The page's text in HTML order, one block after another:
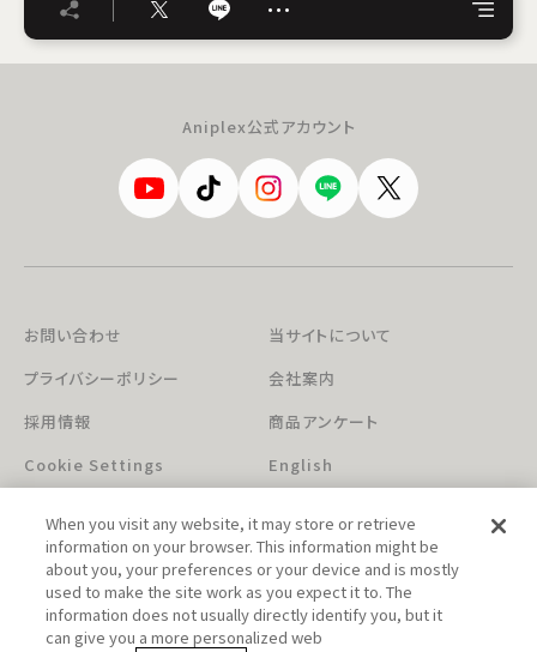
…
Aniplex公式アカウント
お問い合わせ
当サイトについて
プライバシーポリシー
会社案内
採用情報
商品アンケート
Cookie Settings
English
When you visit any website, it may store or retrieve
information on your browser. This information might be
about you, your preferences or your device and is mostly
used to make the site work as you expect it to. The
information does not usually directly identify you, but it
can give you a more personalized web